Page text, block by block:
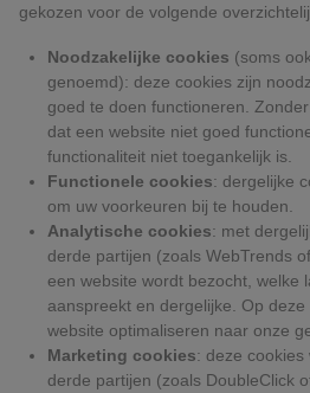
gekozen voor de volgende
Noodzakelijke cookies (soms
genoemd): deze cookies zijn
goed te doen functioneren.
dat een website niet goed
functionaliteit niet toegankelijk is.
Functionele cookies: dergelijke
om uw voorkeuren bij te houden.
Analytische cookies: met
derde partijen (zoals WebTrends
een website wordt bezocht, welke
aanspreekt en dergelijke. Op
website optimaliseren naar onze
Marketing cookies: deze
derde partijen (zoals DoubleClick